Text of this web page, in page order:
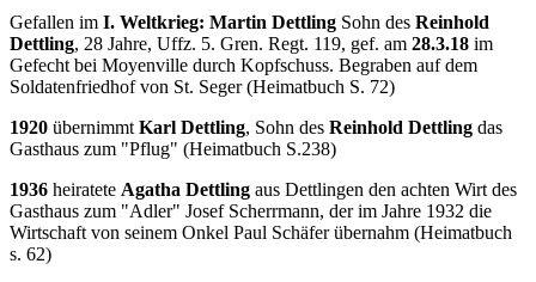
Gefallen im I. Weltkrieg: Martin Dettling Sohn des Reinhold
Dettling, 28 Jahre, Uffz. 5. Gren. Regt. 119, gef. am 28.3.18 im
Gefecht bei Moyenville durch Kopfschuss. Begraben auf dem
Soldatenfriedhof von St. Seger (Heimatbuch S. 72)
1920 übernimmt Karl Dettling, Sohn des Reinhold Dettling das
Gasthaus zum "Pflug" (Heimatbuch S.238)
1936 heiratete Agatha Dettling aus Dettlingen den achten Wirt des
Gasthaus zum "Adler" Josef Scherrmann, der im Jahre 1932 die
Wirtschaft von seinem Onkel Paul Schäfer übernahm (Heimatbuch
s. 62)